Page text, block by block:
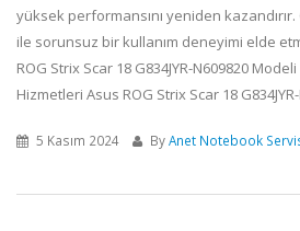
yüksek performansını yeniden
ile sorunsuz bir kullanım deneyimi elde
ROG Strix Scar 18 G834JYR-N609820
Hizmetleri Asus ROG Strix Scar 18
5 Kasım 2024 ByAnet Notebook